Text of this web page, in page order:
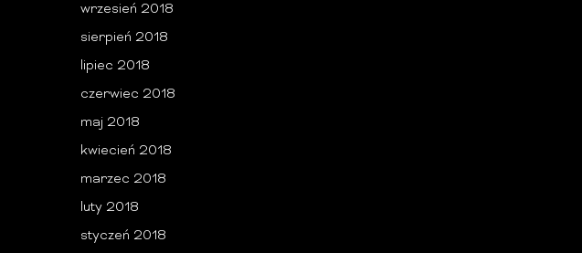
wrzesień 2018
sierpień 2018
lipiec 2018
czerwiec 2018
maj 2018
kwiecień 2018
marzec 2018
luty 2018
styczeń 2018